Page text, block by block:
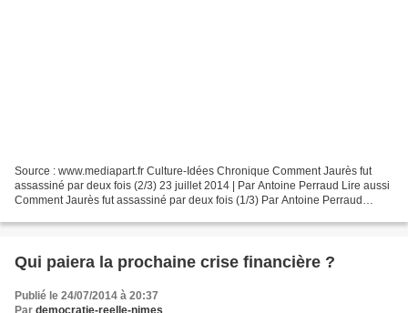
Source : www.mediapart.fr Culture-Idées Chronique Comment Jaurès fut
assassiné par deux fois (2/3) 23 juillet 2014 | Par Antoine Perraud Lire aussi
Comment Jaurès fut assassiné par deux fois (1/3) Par Antoine Perraud
Qui paiera la prochaine crise financière ?
Publié le 24/07/2014 à 20:37
Par democratie-reelle-nimes